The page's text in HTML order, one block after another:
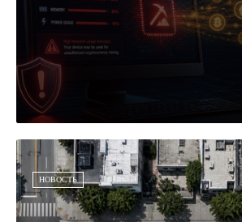
НОВОСТЬ